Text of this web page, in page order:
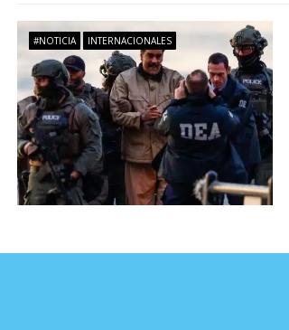
t
r
a
d
a
s
#NOTICIA INTERNACIONALES